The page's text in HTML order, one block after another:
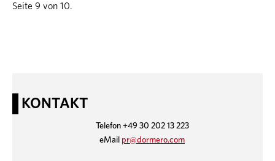
Seite 9 von 10.
KONTAKT
Telefon +49 30 202 13 223
eMail pr@dormero.com